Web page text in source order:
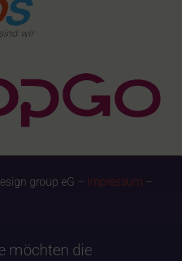
group eG – Impressum –
möchten die